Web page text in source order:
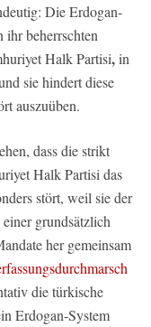
Die Erdogan-
ihr beherrschten
Halk Partisi,in
sie hindert diese
auszuüben.
dass die strikt
Halk Partisi das
stört, weil sie der
grundsätzlich
her gemeinsam
die türkische
Erdogan-System